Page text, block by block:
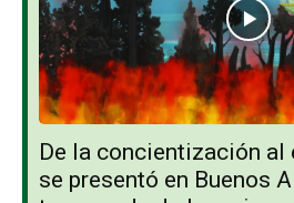
De la concientización al
se presentó en Buenos